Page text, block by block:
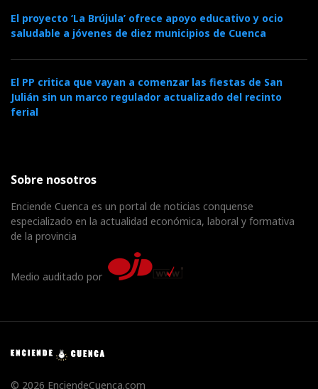
El proyecto ‘La Brújula’ ofrece apoyo educativo y ocio
saludable a jóvenes de diez municipios de Cuenca
El PP critica que vayan a comenzar las fiestas de San
Julián sin un marco regulador actualizado del recinto
ferial
Sobre nosotros
Enciende Cuenca es un portal de noticias conquense
especializado en la actualidad económica, laboral y formativa
de la provincia
Medio auditado por
© 2026 EnciendeCuenca.com